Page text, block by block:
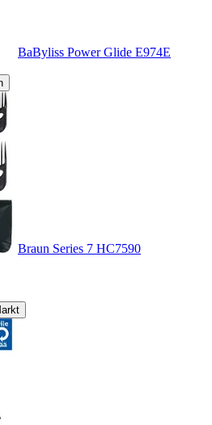
BaByliss Power Glide E974E
Braun Series 7 HC7590